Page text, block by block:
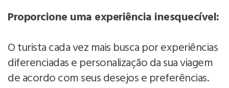
Proporcione uma experiência inesquecível:
O turista cada vez mais busca por experiências
diferenciadas e personalização da sua viagem
de acordo com seus desejos e preferências.